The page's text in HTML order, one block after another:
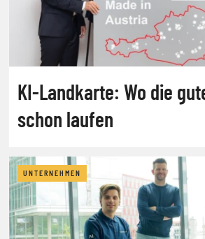
KI-Landkarte: Wo die
schon laufen
UNTERNEHMEN